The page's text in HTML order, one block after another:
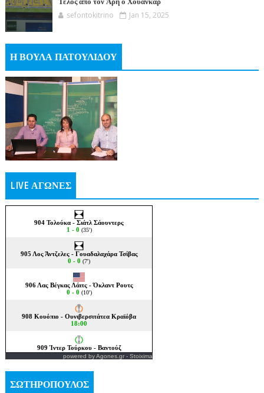
sefontokitrino Jan 15, 2025
Η ΒΟΥΛΑ ΠΑΤΟΥΛΙΔΟΥ
LIVE ΑΓΩΝΕΣ
powered byAgones.gr- Stoixima
ΣΩΤΗΡΟΠΟΥΛΟΣ